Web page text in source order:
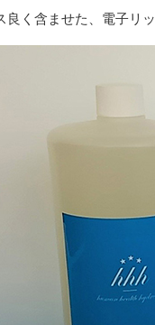
良く含ませた、電子リ